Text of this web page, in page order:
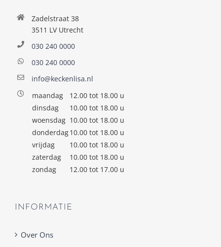
Zadelstraat 38
3511 LV Utrecht
030 240 0000
030 240 0000
info@keckenlisa.nl
maandag
12.00 tot 18.00 u
dinsdag
10.00 tot 18.00 u
woensdag 10.00 tot 18.00 u
donderdag10.00 tot 18.00 u
vrijdag
10.00 tot 18.00 u
zaterdag
10.00 tot 18.00 u
zondag
12.00 tot 17.00 u
INFORMATIE
Over Ons